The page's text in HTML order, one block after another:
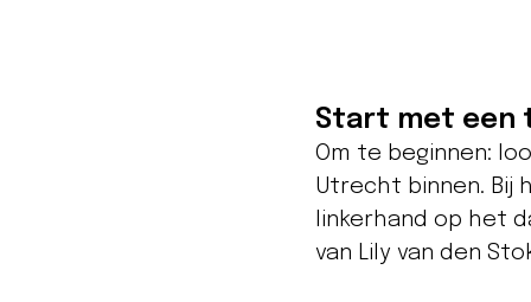
Start met een
Om te beginnen:
Utrecht binnen. Bij
linkerhand op het
van Lily van den